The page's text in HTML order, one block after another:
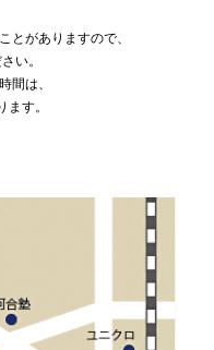
とがありますので、
い。
間は、
す。